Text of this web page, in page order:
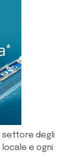
settore degli
e ogni